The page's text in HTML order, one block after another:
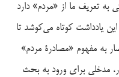
به تعریف ما از «مردم» دارد
یادداشت کوتاه می‌کوشد تا
به مفهوم «مصادرۀ مردم»
مدخلی برای ورود به بحث